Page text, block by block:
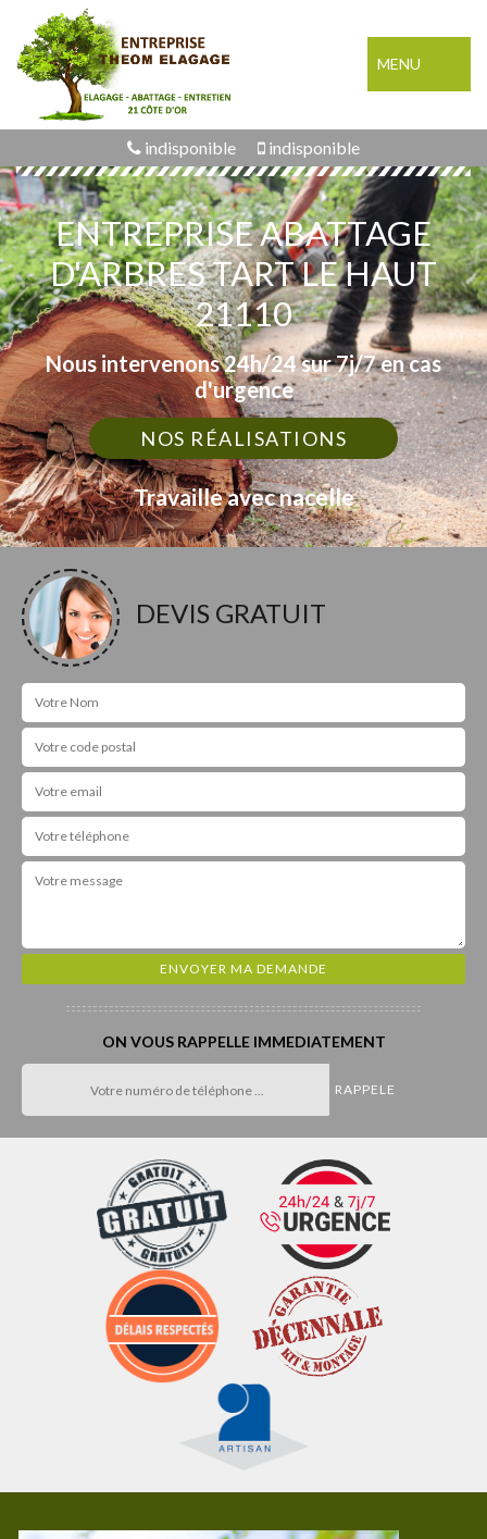
MENU
indisponible indisponible
ENTREPRISE ABATTAGE
D'ARBRES TART LE HAUT
21110
Nous intervenons 24h/24 sur 7j/7 en cas
d'urgence
NOS RÉALISATIONS
Travaille avec nacelle
DEVIS GRATUIT
ON VOUS RAPPELLE IMMEDIATEMENT